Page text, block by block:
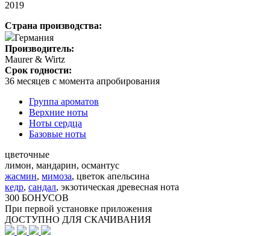
2019
Страна производства:
Германия
Производитель:
Maurer & Wirtz
Срок годности:
36 месяцев с момента апробирования
Группа ароматов
Верхние ноты
Ноты сердца
Базовые ноты
цветочные
лимон, мандарин, османтус
жасмин, мимоза, цветок апельсина
кедр, сандал, экзотическая древесная нота
300 БОНУСОВ
При первой установке приложения
ДОСТУПНО ДЛЯ СКАЧИВАНИЯ